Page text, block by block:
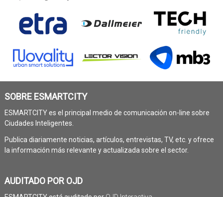
SOBRE ESMARTCITY
ESMARTCITY es el principal medio de comunicación on-line sobre
Ciudades Inteligentes.
Publica diariamente noticias, artículos, entrevistas, TV, etc. y ofrece
la información más relevante y actualizada sobre el sector.
AUDITADO POR OJD